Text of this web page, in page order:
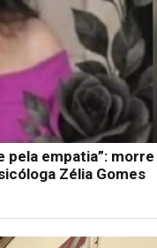
pela empatia”: morre
Zélia Gomes